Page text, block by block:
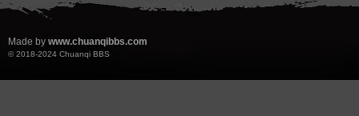
Made by www.chuanqibbs.com
© 2018-2024 Chuanqi BBS